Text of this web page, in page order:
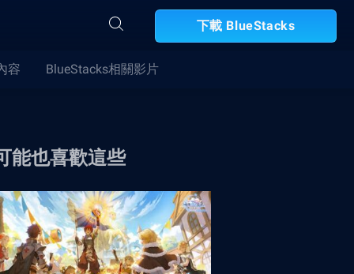
下載 BlueStacks
容 BlueStacks相關影片
能也喜歡這些